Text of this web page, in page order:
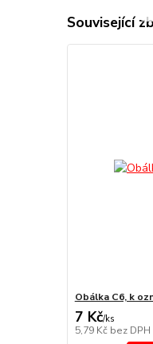
Související
Obálka C6, k
7 Kč/ks
5,79 Kč bez DPH